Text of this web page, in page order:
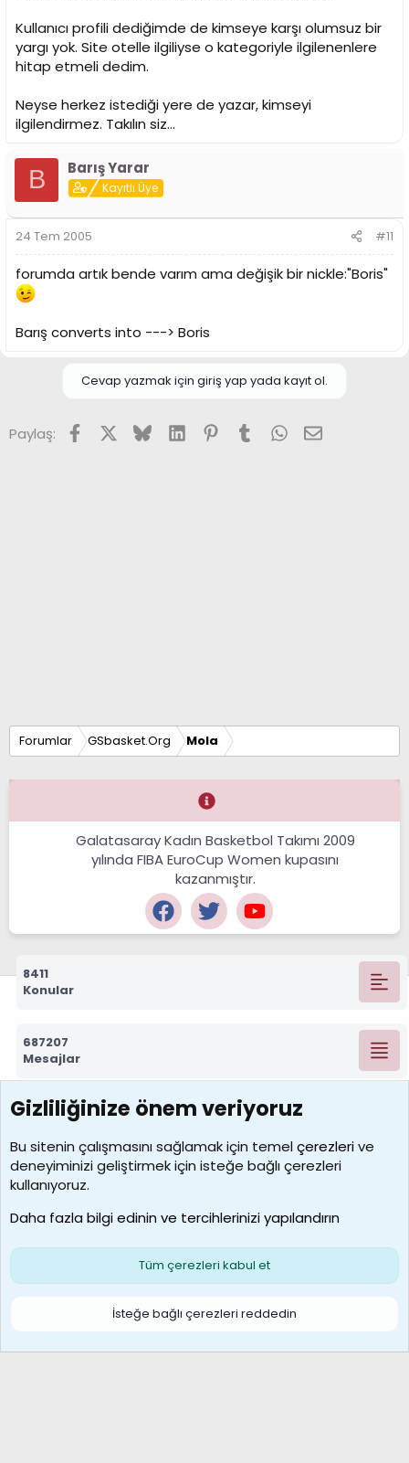
Kullanıcı profili dediğimde de kimseye karşı olumsuz bir
yargı yok. Site otelle ilgiliyse o kategoriyle ilgilenenlere
hitap etmeli dedim.
Neyse herkez istediği yere de yazar, kimseyi
ilgilendirmez. Takılın siz...
B Barış Yarar
Kayıtlı Üye
24 Tem 2005 #11
forumda artık bende varım ama değişik bir nickle:"Boris"
Barış converts into ---> Boris
Cevap yazmak için giriş yap yada kayıt ol.
Paylaş: FacebookX (Twitter)
BlueskyLinkedInPinterest
TumblrWhatsApp
E-posta
Forumlar GSbasket.Org Mola
Galatasaray Kadın Basketbol Takımı 2009
yılında FIBA EuroCup Women kupasını
kazanmıştır.
8411
Konular
687207
Mesajlar
7388
Kullanıcılar
borabekirogluu
Son üye
Çerezler
S
Gizliliğinize önem veriyoruz
Bu sitenin çalışmasını sağlamak için temelçerezlerive
deneyiminizi geliştirmek için isteğe bağlı çerezleri
kullanıyoruz.
Daha fazla bilgi edinin ve tercihlerinizi yapılandırın
Tüm çerezleri kabul et
İsteğe bağlı çerezleri reddedin